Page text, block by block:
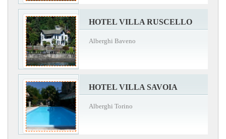
HOTEL VILLA RUSCELLO
Alberghi Baveno
HOTEL VILLA SAVOIA
Alberghi Torino